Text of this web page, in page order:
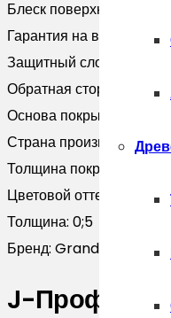
Блеск поверхности:
Гарантия на внешний
Защитный слой, г/м2:
Обратная сторона:
Основа покрытия:
Страна производитель:
Толщина покрытия, мкм:
Цветовой оттенок:
Толщина: 0;5
Бренд: Grand Line
J-Профиль